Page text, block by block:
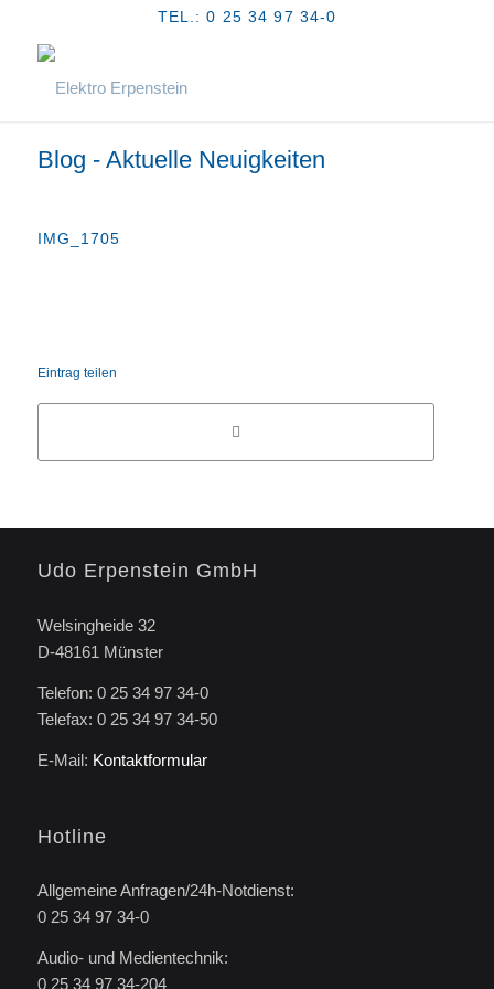
TEL.: 0 25 34 97 34-0
Blog - Aktuelle Neuigkeiten
IMG_1705
Eintrag teilen
Udo Erpenstein GmbH
Welsingheide 32
D-48161 Münster
Telefon: 0 25 34 97 34-0
Telefax: 0 25 34 97 34-50
E-Mail: Kontaktformular
Hotline
Allgemeine Anfragen/24h-Notdienst:
0 25 34 97 34-0
Audio- und Medientechnik:
0 25 34 97 34-204